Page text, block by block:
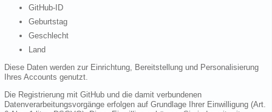
GitHub-ID
Geburtstag
Geschlecht
Land
Diese Daten werden zur Einrichtung, Bereitstellung und Personalisierung
Ihres Accounts genutzt.
Die Registrierung mit GitHub und die damit verbundenen
Datenverarbeitungsvorgänge erfolgen auf Grundlage Ihrer Einwilligung (Art.